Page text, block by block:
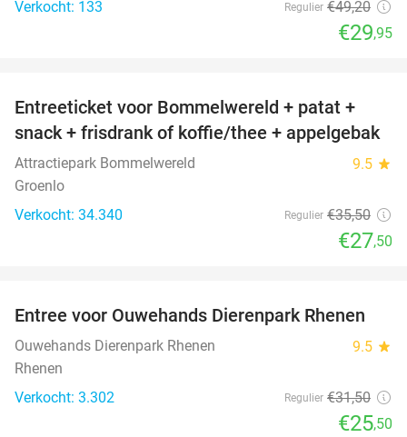
Verkocht: 133 Regulier €49,20
€29,95
23%
Entreeticket voor Bommelwereld + patat +
snack + frisdrank of koffie/thee + appelgebak
Attractiepark Bommelwereld 9.5 star
Groenlo
Verkocht: 34.340
Regulier €35,50
€27,50
19%
Entree voor Ouwehands Dierenpark Rhenen
Ouwehands Dierenpark Rhenen 9.5 star
Rhenen
Verkocht: 3.302
Regulier €31,50
€25,50